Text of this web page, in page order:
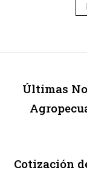
Últimas
Cotización